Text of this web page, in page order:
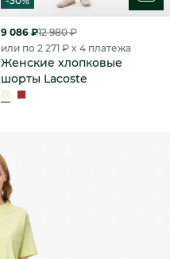
9 086 ₽12 980 ₽
или по 2 271 ₽ x 4 платежа
Женские хлопковые
шорты Lacoste